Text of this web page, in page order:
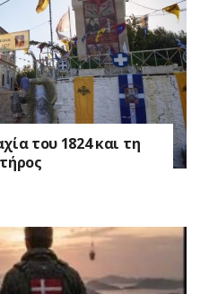
του 1824 και τη